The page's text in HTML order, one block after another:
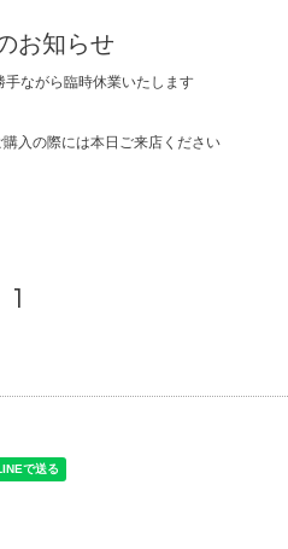
お知らせ
ながら臨時休業いたします
入の際には本日ご来店ください
1